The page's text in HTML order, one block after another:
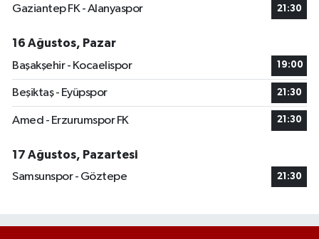
Gaziantep FK - Alanyaspor 21:30
16 Ağustos, Pazar
Başakşehir - Kocaelispor
19:00
Beşiktaş - Eyüpspor 21:30
Amed - Erzurumspor FK 21:30
17 Ağustos, Pazartesi
Samsunspor - Göztepe
21:30